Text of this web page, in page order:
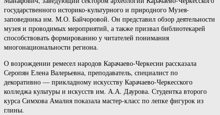
государственного историко-культурного и природного Музея-
заповедника им. М.О. Байчоровой. Он представил обзор деятельности
музея и проводимых мероприятий, а также призвал библиотекарей
способствовать формированию у читателей понимания
многонациональности региона.
О возрождении ремесел народов Карачаево-Черкесии рассказала
Серопян Елена Валерьевна, преподаватель, специалист по
декоративно — прикладному искусству Карачаево-Черкесского
колледжа культуры и искусств им. А.А. Даурова. Студентка второго
курса Симхова Амалия показала мастер-класс по лепке фигурок из
глины.